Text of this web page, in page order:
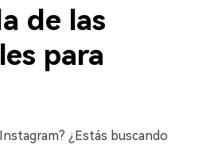
de las
para
¿Estás buscando